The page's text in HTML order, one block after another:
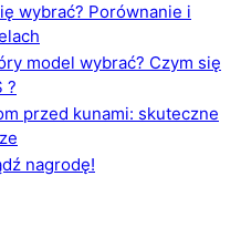
wybrać? Porównanie i
model wybrać? Czym się
?
przed kunami: skuteczne
nagrodę!